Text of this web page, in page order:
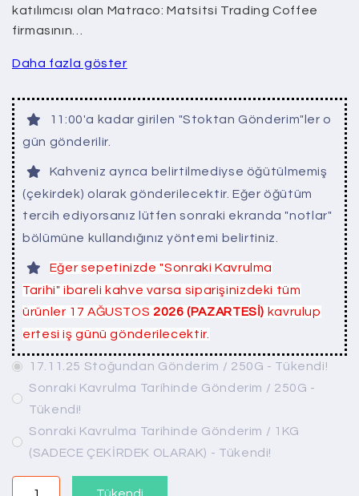
katılımcısı olan Matraco: Matsitsi Trading Coffee
firmasının…
Daha fazla göster
11:00'a kadar girilen "Stoktan Gönderim"ler o
gün gönderilir.
Kahveniz ayrıca belirtilmediyse öğütülmemiş
(çekirdek) olarak gönderilecektir. Eğer öğütüm
tercih ediyorsanız lütfen sonraki ekranda "notlar"
bölümüne kullandığınız yöntemi belirtiniz.
Eğer sepetinizde "Sonraki Kavrulma
Tarihi" ibareli kahve varsa siparişinizdeki tüm
ürünler 17 AĞUSTOS 2026 (PAZARTESİ) kavrulup
ertesi iş günü gönderilecektir.
17.11.25 Stoğundan Gönderim / 250G - Tükendi!
Sonraki Kavrulma Tarihinde Gönderim / 250G -
Tükendi!
Sonraki Kavrulma Tarihinde Gönderim / 1KG
(SADECE ÇEKİRDEK OLARAK) - Tükendi!
Tükendi